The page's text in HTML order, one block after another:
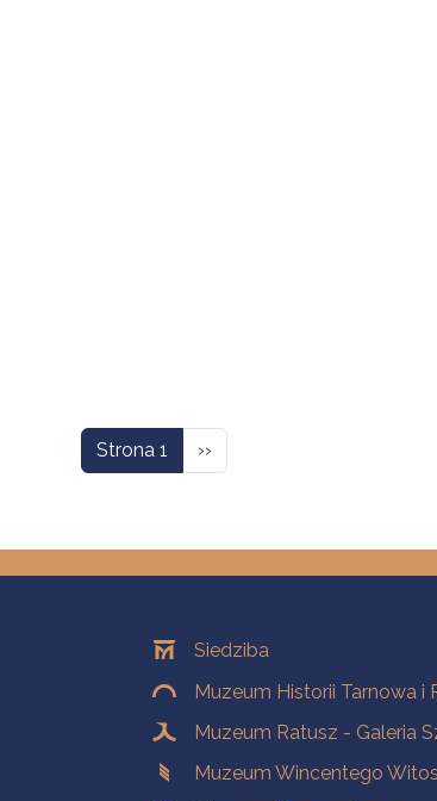
Strona 1 Następna strona
››
OddziałySiedziba
Muzeum Historii Tarnowa i
Muzeum Ratusz - Galeria
Muzeum Wincentego